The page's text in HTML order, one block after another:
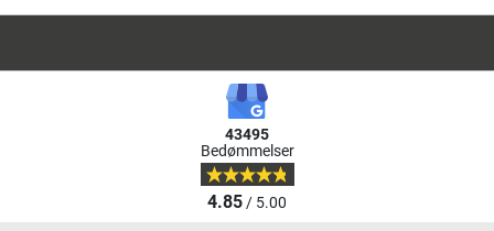
43495
Bedømmelser
4.85/ 5.00